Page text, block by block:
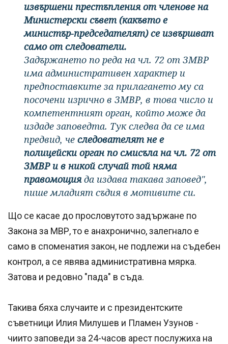
извършени престъпления от членове на
Министерски съвет (какъвто е
министър-председателят) се извършват
само от следователи.
Задържането по реда на чл. 72 от ЗМВР
има административен характер и
предпоставките за прилагането му са
посочени изрично в ЗМВР, в това число и
компетентният орган, който може да
издаде заповедта. Тук следва да се има
предвид, че следователят не е
полицейски орган по смисъла на чл. 72 от
ЗМВР и в никой случай той няма
правомощияда издава такава заповед",
пише младият съдия в мотивите си.
Що се касае до прословутото задържане по
Закона за МВР, то е анахронично, залегнало е
само в споменатия закон, не подлежи на съдебен
контрол, а се явява административна мярка.
Затова и редовно "пада" в съда.
Такива бяха случаите и с президентските
съветници Илия Милушев и Пламен Узунов -
чиито заповеди за 24-часов арест послужиха на